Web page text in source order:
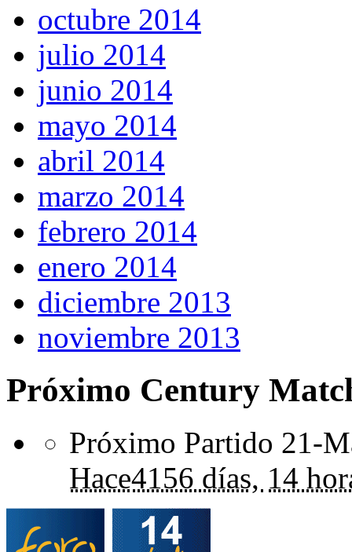
octubre 2014
julio 2014
junio 2014
mayo 2014
abril 2014
marzo 2014
febrero 2014
enero 2014
diciembre 2013
noviembre 2013
Próximo Century
Próximo Partido 21-
Hace4156 días, 14